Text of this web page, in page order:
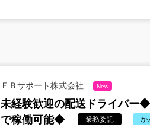
ＦＢサポート株式会社 New
未経験歓迎の配送ドライバー
で稼働可能◆
業務委託 か